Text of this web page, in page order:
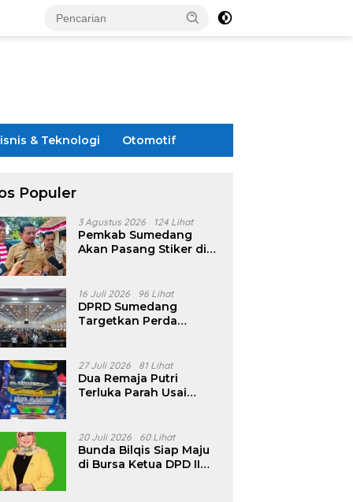
& Teknologi Otomotif
Populer
3 Agustus 2026 124 Lihat
Pemkab Sumedang
Akan Pasang Stiker di
16 Juli 2026 96 Lihat
DPRD Sumedang
Targetkan Perda
Pencalonan Diperjelas
27 Juli 2026 81 Lihat
Dua Remaja Putri
Terluka Parah Usai
Tanjungsari Sumedang
20 Juli 2026 60 Lihat
Bunda Bilqis Siap Maju
di Bursa Ketua DPD II